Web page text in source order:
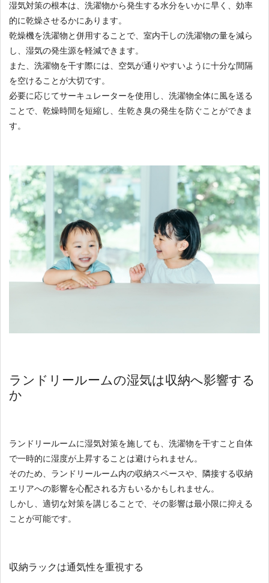
湿気対策の根本は、洗濯物から発生する水分をいかに早く、効率
的に乾燥させるかにあります。
乾燥機を洗濯物と併用することで、室内干しの洗濯物の量を減ら
し、湿気の発生源を軽減できます。
また、洗濯物を干す際には、空気が通りやすいように十分な間隔
を空けることが大切です。
必要に応じてサーキュレーターを使用し、洗濯物全体に風を送る
ことで、乾燥時間を短縮し、生乾き臭の発生を防ぐことができま
す。
ランドリールームの湿気は収納へ影響する
か
ランドリールームに湿気対策を施しても、洗濯物を干すこと自体
で一時的に湿度が上昇することは避けられません。
そのため、ランドリールーム内の収納スペースや、隣接する収納
エリアへの影響を心配される方もいるかもしれません。
しかし、適切な対策を講じることで、その影響は最小限に抑える
ことが可能です。
収納ラックは通気性を重視する